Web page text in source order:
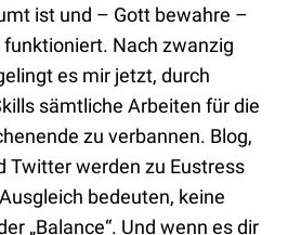
ist und – Gott bewahre –
Nach zwanzig
es mir jetzt, durch
sämtliche Arbeiten für die
zu verbannen. Blog,
Twitter werden zu Eustress
bedeuten, keine
„Balance“. Und wenn es dir